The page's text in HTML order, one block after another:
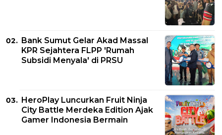
Bank Sumut Gelar Akad Massal
KPR Sejahtera FLPP 'Rumah
Subsidi Menyala' di PRSU
HeroPlay Luncurkan Fruit Ninja
City Battle Merdeka Edition Ajak
Gamer Indonesia Bermain